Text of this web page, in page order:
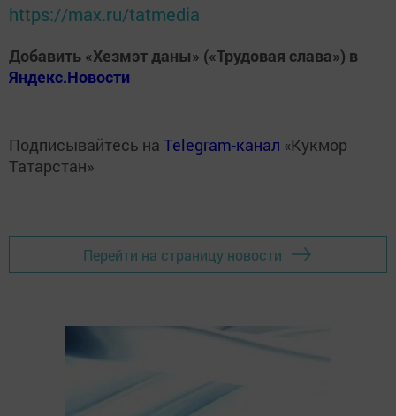
https://max.ru/tatmedia
Добавить «Хезмэт даны» («Трудовая слава») в
Яндекс.Новости
Подписывайтесь на Telegram-канал «Кукмор
Татарстан»
Перейти на страницу новости